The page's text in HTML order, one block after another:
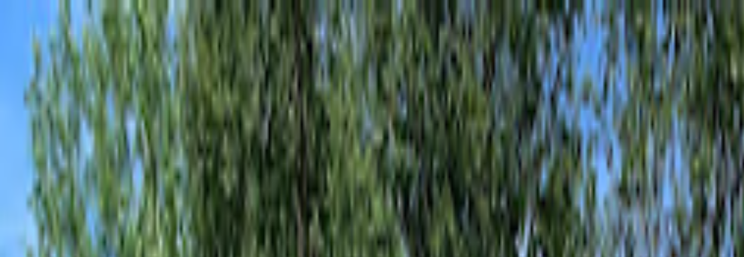
Hjem KartOm oss Kontakt
Tverlandet hundepark
Tverlandet •